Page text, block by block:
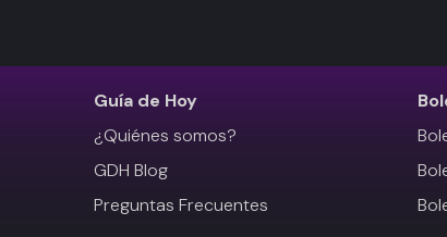
Guía de Hoy
¿Quiénes somos?
GDH Blog
Preguntas Frecuentes